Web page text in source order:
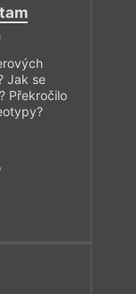
Jak se
Překročilo